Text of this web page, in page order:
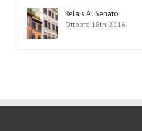
Relais Al Senato
Ottobre 18th, 2016